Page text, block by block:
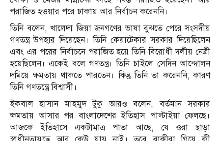
পরাজিত হওয়ার পরে ঢাকায় আর নির্বাচন করেননি।
তিনি বলেন, খালেদা জিয়া জনগণের ভাষা বুঝতে পেরে সংসদীয়
গণতন্ত্র উপহার দিয়েছেন। তিনি কেয়াটেকার সরকার দিয়েছিলেন
এবং এর পরের নির্বাচনে পরাজিত হয়ে তিনি বিরোধী দলীয় নেত্রী
হয়েছিলেন। একেই বলে গণতন্ত্র। তিনি চাইলে সেদিন আন্দোলন
দমিয়ে ক্ষমতায় থাকতে পারতেন। কিন্তু তিনি তা করেননি, কারণ
তিনি গণতন্ত্রে বিশ্বাসী।
ইকবাল হাসান মাহমুদ টুকু আরও বলেন, বর্তমান সরকার
ক্ষমতায় আসার পর বাংলাদেশের ইতিহাস পাল্টাইয়া ফেলছে।
আজকে ইতিহাসে একটামাত্র পাতা আছে, যে ওরা ছাড়া